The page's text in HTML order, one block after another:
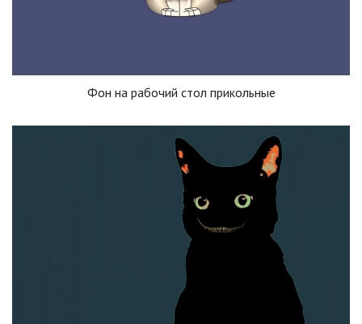
Фон на рабочий стол прикольные